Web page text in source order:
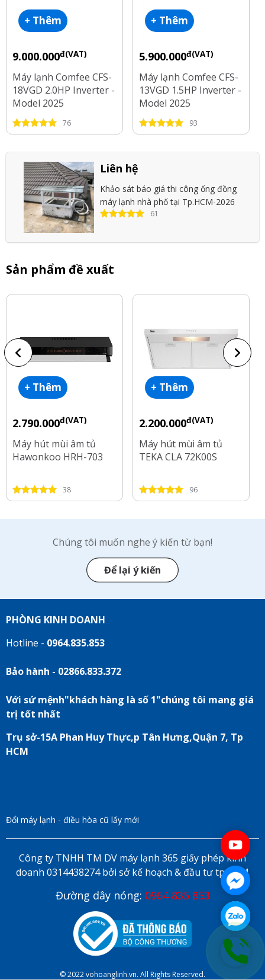
+ Thêm
9.000.000đ(VAT)
Máy lạnh Comfee CFS-
18VGD 2.0HP Inverter -
Model 2025
76
+ Thêm
5.900.000đ(VAT)
Máy lạnh Comfee CFS-
13VGD 1.5HP Inverter -
Model 2025
93
Liên hệ
Khảo sát báo giá thi công ống đồng
máy lạnh nhà phố tại Tp.HCM-2026
61
Sản phẩm đề xuất
+ Thêm
2.790.000đ(VAT)
Máy hút mùi âm tủ
Hawonkoo HRH-703
38
+ Thêm
2.200.000đ(VAT)
Máy hút mùi âm tủ
TEKA CLA 72K00S
96
Chúng tôi muốn nghe ý kiến từ bạn!
Để lại ý kiến
PHÒNG KINH DOANH
Hotline - 0964.835.853
Bảo hành - 02866.833.372
Với sứ mệnh"khách hàng là số 1"chúng tôi mang giá
trị tốt nhất
Trụ sở-15A Phan Huy Thực,p Tân Hưng,Quận 7, Tp
HCM
Đổi máy lạnh - điều hòa cũ lấy mới
Công ty TNHH TM DV máy lạnh 365 giấy phép kinh
doanh 0314438274 bởi sở kế hoạch & đầu tư tp HCM
Đường dây nóng: 0964 835 853
© 2022 vohoanglinh.vn. All Rights Reserved.